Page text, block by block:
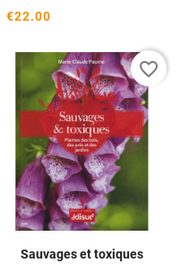
€22.00
Sauvages et toxiques
favorite_border